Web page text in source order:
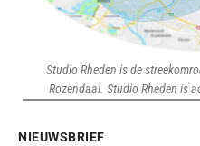
Studio Rheden is de
Rozendaal. Studio Rheden is
NIEUWSBRIEF